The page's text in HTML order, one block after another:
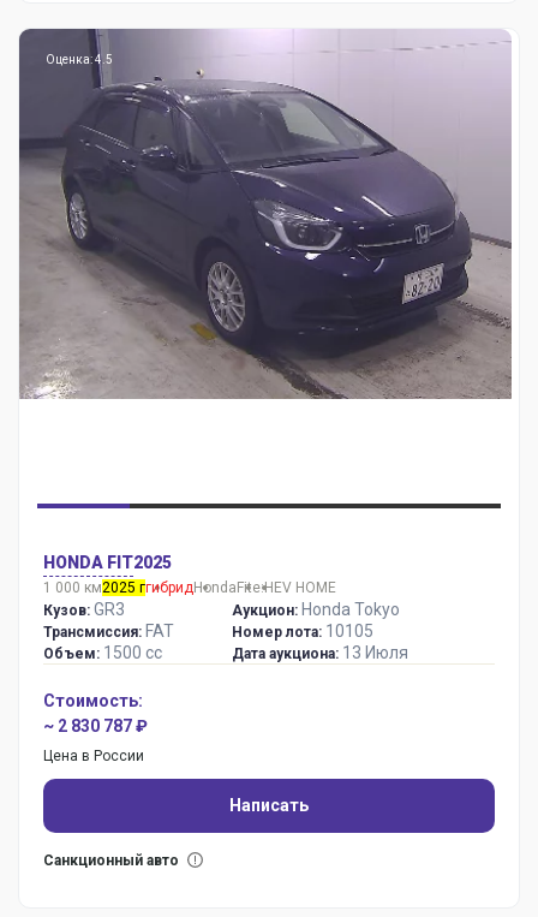
Оценка: 4.5
HONDA FIT2025
1 000 км2025 ггибридHonda Fite:HEV HOME
Кузов: GR3
Трансмиссия: FAT
Объем: 1500 сс
Аукцион: Honda Tokyo
Номер лота: 10105
Дата аукциона: 13 Июля
Стоимость:
~ 2 830 787 ₽
Цена в России
Написать
Санкционный авто